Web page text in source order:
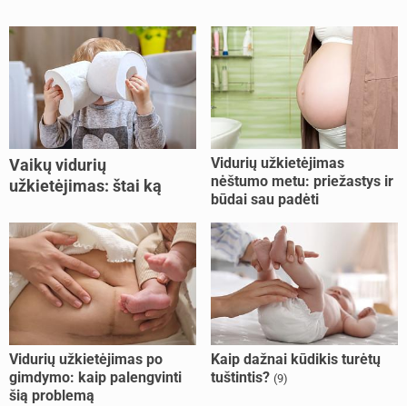
Vaikų vidurių
užkietėjimas: štai ką
Vidurių užkietėjimas
nėštumo metu: priežastys ir
būdai sau padėti
Vidurių užkietėjimas po
gimdymo: kaip palengvinti
šią problemą
Kaip dažnai kūdikis turėtų
tuštintis? (9)